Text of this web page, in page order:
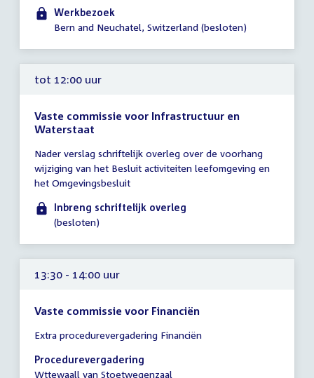
18:00
Werkbezoek
Bern and Neuchatel, Switzerland (besloten)
tot 12:00 uur
Vaste commissie voor Infrastructuur en
Waterstaat
vergadering
tot
12:00
uur
Nader verslag schriftelijk overleg over de voorhang
wijziging van het Besluit activiteiten leefomgeving en
het Omgevingsbesluit
Inbreng schriftelijk overleg
(besloten)
13:30 - 14:00 uur
Vaste commissie voor Financiën
vergadering
13:30
-
Extra procedurevergadering Financiën
Procedurevergadering
Wttewaall van Stoetwegenzaal